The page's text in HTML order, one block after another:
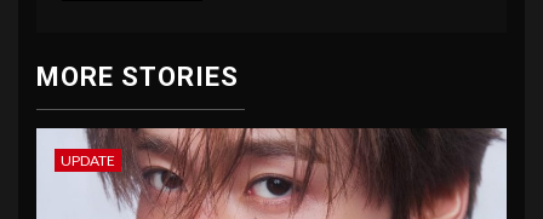
MORE STORIES
UPDATE